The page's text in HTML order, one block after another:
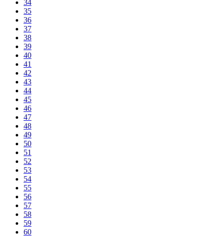
34
35
36
37
38
39
40
41
42
43
44
45
46
47
48
49
50
51
52
53
54
55
56
57
58
59
60